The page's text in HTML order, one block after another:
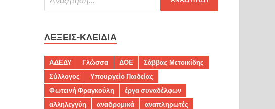
ΛΈΞΕΙΣ-ΚΛΕΙΔΙΆ
ΑΔΕΔΥ Γλώσσα ΔΟΕ
Σάββας Μετοικίδης
Σύλλογος
Υπουργείο Παιδείας
Φωτεινή Φραγκούλη
έργα συναδέλφων
αλληλεγγύη
αναδρομικά
αναπληρωτές